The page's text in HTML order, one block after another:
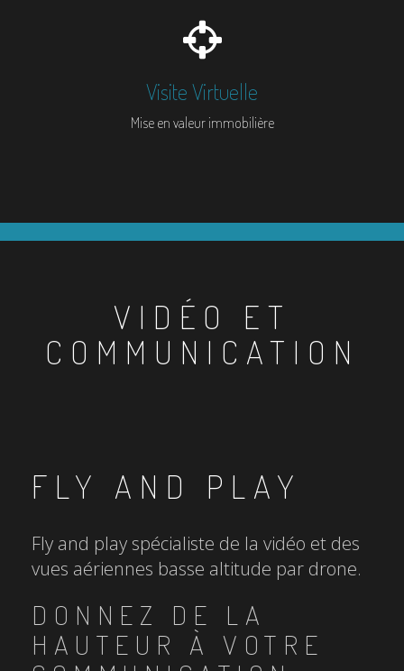
Visite Virtuelle
Mise en valeur immobilière
VIDÉO ET
COMMUNICATION
FLY AND PLAY
Fly and play spécialiste de la vidéo et des
vues aériennes basse altitude par drone.
DONNEZ DE LA
HAUTEUR À VOTRE